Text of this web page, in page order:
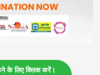
के लिए क्लिक करें।